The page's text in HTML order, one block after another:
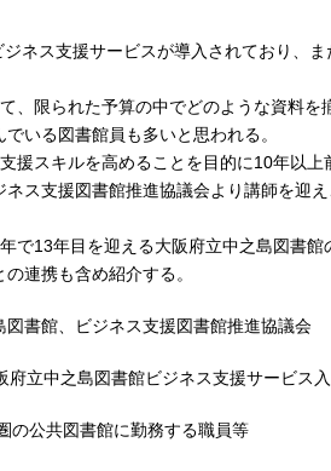
ネス支援サービスが導入されており、
、限られた予算の中でどのような資料を
いる図書館員も多いと思われる。
援スキルを高めることを目的に10年以
ス支援図書館推進協議会より講師を迎
で13年目を迎える大阪府立中之島図書館
連携も含め紹介する。
書館、ビジネス支援図書館推進協議会
立中之島図書館ビジネス支援サービス
公共図書館に勤務する職員等